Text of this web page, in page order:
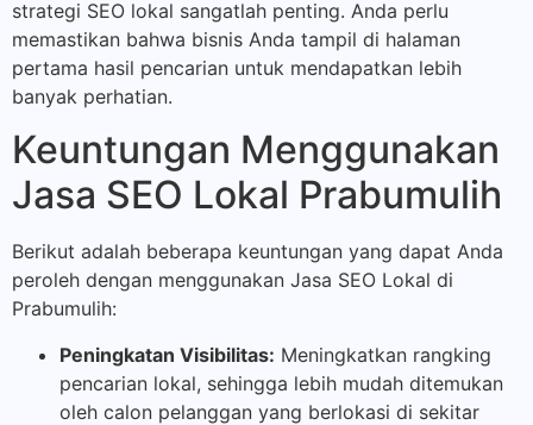
strategi SEO lokal sangatlah penting. Anda perlu
memastikan bahwa bisnis Anda tampil di halaman
pertama hasil pencarian untuk mendapatkan lebih
banyak perhatian.
Keuntungan Menggunakan
Jasa SEO Lokal Prabumulih
Berikut adalah beberapa keuntungan yang dapat Anda
peroleh dengan menggunakan Jasa SEO Lokal di
Prabumulih:
Peningkatan Visibilitas: Meningkatkan rangking
pencarian lokal, sehingga lebih mudah ditemukan
oleh calon pelanggan yang berlokasi di sekitar